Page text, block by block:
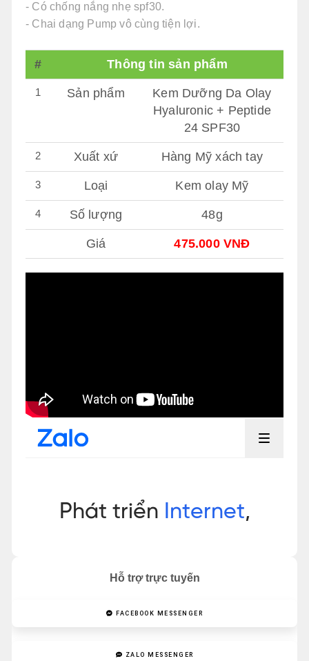
Hỗ trợ trực tuyến
FACEBOOK MESSENGER
ZALO MESSENGER
- Có chống nắng nhẹ spf30.
- Chai dạng Pump vô cùng tiện lợi.
# Thông tin sản phẩm
1 Sản phẩm
Kem Dưỡng Da Olay
Hyaluronic + Peptide
24 SPF30
2 Xuất xứ Hàng Mỹ xách tay
3 Loại Kem olay Mỹ
4 Số lượng 48g
Giá 475.000 VNĐ